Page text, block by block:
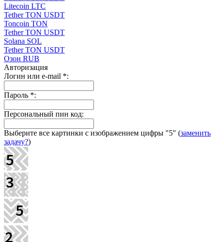
Litecoin LTC
Tether TON USDT
Toncoin TON
Tether TON USDT
Solana SOL
Tether TON USDT
Озон RUB
Авторизация
Логин или e-mail *:
Пароль *:
Персональный пин код:
Выберите все картинки с изображением цифры "5" (заменить
задачу?)